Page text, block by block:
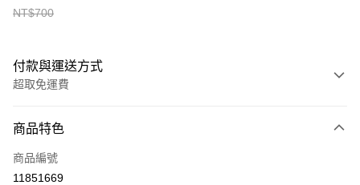
NT$700
付款與運送方式
超取免運費
全家線上支付
超商取貨付款
商品特色
商品編號
11851669